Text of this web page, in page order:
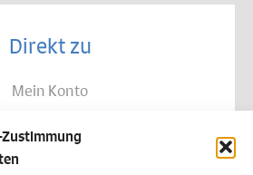
Direkt zu
Mein Konto
Geschäftsbedingungen